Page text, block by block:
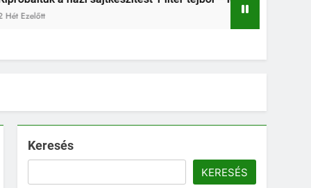
2 Hét Ezelőtt
Keresés
KERESÉS